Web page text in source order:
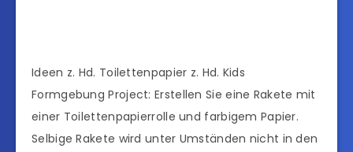
Ideen z. Hd. Toilettenpapier z. Hd. Kids
Formgebung Project: Erstellen Sie eine Rakete mit
einer Toilettenpapierrolle und farbigem Papier.
Selbige Rakete wird unter Umständen nicht in den